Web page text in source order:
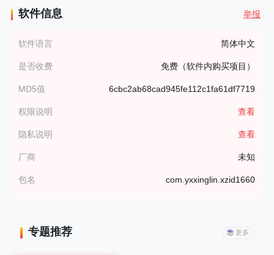
软件信息 举报
软件语言 简体中文
是否收费 免费（软件内购买项目）
MD5值 6cbc2ab68cad945fe112c1fa61df7719
权限说明 查看
隐私说明 查看
厂商 未知
包名 com.yxxinglin.xzid1660
专题推荐 更多